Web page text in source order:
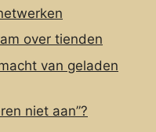
over tienden
van geladen
niet aan”?